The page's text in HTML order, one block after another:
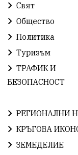
БългарскаГордост
ОбщинаСливен
Правосъдие
Свят
Общество
Политика
Туризъм
ТРАФИК И
БЕЗОПАСНОСТ
РЕГИОНАЛНИ
КРЪГОВА
ЗЕМЕДЕЛИЕ